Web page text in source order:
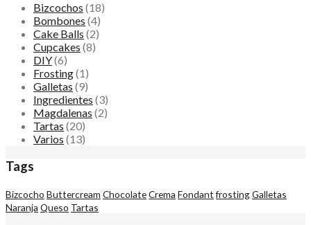
Bizcochos (18)
Bombones (4)
Cake Balls (2)
Cupcakes (8)
DIY(6)
Frosting(1)
Galletas (9)
Ingredientes (3)
Magdalenas (2)
Tartas (20)
Varios (13)
Tags
Bizcocho Buttercream ChocolateCrema Fondant frostingGalletas
Naranja Queso Tartas